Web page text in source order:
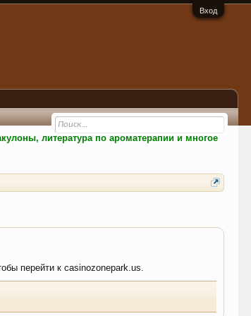
Вход
литература по ароматерапии и многое
перейти к casinozonepark.us.